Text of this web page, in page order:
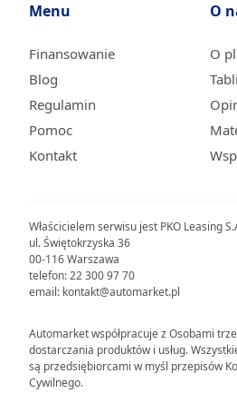
Właścicielem serwisu jest PKO Leasing
ul. Świętokrzyska 36
00-116 Warszawa
telefon: 22 300 97 70
email: kontakt@automarket.pl
Automarket współpracuje z Osobami
dostarczania produktów i usług.
są przedsiębiorcami w myśl przepisów
Cywilnego.
Menu
Finansowanie
Blog
Regulamin
Pomoc
Kontakt
O
O